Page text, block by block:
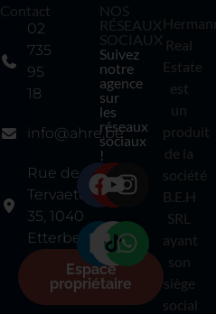
Contact
02
735
95
18
info@ahre.be
Rue de
Tervaete
35, 1040
Etterbeek
Espace
propriétaire
NOS
RÉSEAUX
SOCIAUX
Suivez
notre
agence
sur
les
réseaux
sociaux
!
Real
Estate
est
un
produit
de la
société
B.E.H
SRL
ayant
son
siège
social